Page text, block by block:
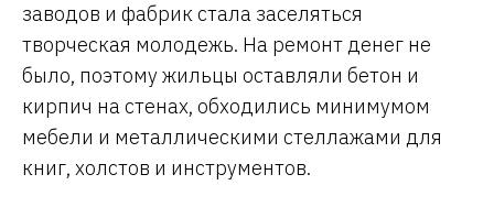
заводов и фабрик стала заселяться
творческая молодежь. На ремонт денег не
было, поэтому жильцы оставляли бетон и
кирпич на стенах, обходились минимумом
мебели и металлическими стеллажами для
книг, холстов и инструментов.